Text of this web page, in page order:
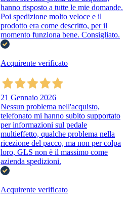
hanno risposto a tutte le mie domande.
Poi spedizione molto veloce e il
prodotto era come descritto, per il
momento funziona bene. Consigliato.
Acquirente verificato
21 Gennaio 2026
Nessun problema nell'acquisto,
telefonato mi hanno subito supportato
per informazioni sul pedale
multieffetto, qualche problema nella
ricezione del pacco, ma non per colpa
loro, GLS non è il massimo come
azienda spedizioni.
Acquirente verificato